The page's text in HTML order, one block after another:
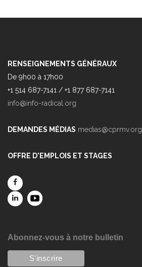
RENSEIGNEMENTS GÉNÉRAUX
De 9h00 à 17h00
+1 514 687-7141 / +1 877 687-7141
info@info-radical.org
DEMANDES MÉDIAS medias@cprmv.org
OFFRE D'EMPLOIS ET STAGES
Abonnez-vous à notre bulletin